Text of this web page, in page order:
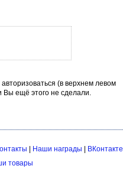
(в верхнем левом
Вы ещё этого не сделали.
Наши награды
ВКонтакте
товары